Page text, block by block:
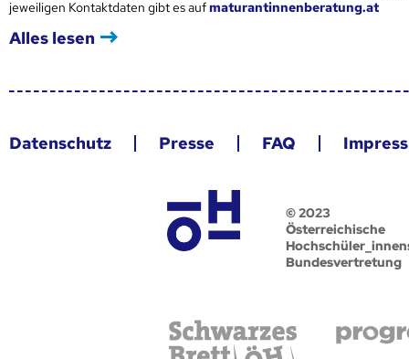
jeweiligen Kontaktdaten gibt es aufmaturantinnenberatung.at
Alles lesen
Datenschutz Presse FAQ
© 2023
Österreichische
Bundesvertretung